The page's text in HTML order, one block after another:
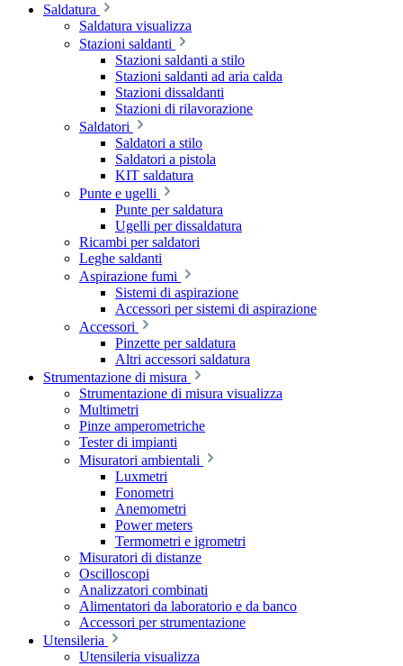
Saldatura
Saldatura visualizza
Stazioni saldanti
Stazioni saldanti a stilo
Stazioni saldanti ad aria calda
Stazioni dissaldanti
Stazioni di rilavorazione
Saldatori
Saldatori a stilo
Saldatori a pistola
KIT saldatura
Punte e ugelli
Punte per saldatura
Ugelli per dissaldatura
Ricambi per saldatori
Leghe saldanti
Aspirazione fumi
Sistemi di aspirazione
Accessori per sistemi di aspirazione
Accessori
Pinzette per saldatura
Altri accessori saldatura
Strumentazione di misura
Strumentazione di misura visualizza
Multimetri
Pinze amperometriche
Tester di impianti
Misuratori ambientali
Luxmetri
Fonometri
Anemometri
Power meters
Termometri e igrometri
Misuratori di distanze
Oscilloscopi
Analizzatori combinati
Alimentatori da laboratorio e da banco
Accessori per strumentazione
Utensileria
Utensileria visualizza